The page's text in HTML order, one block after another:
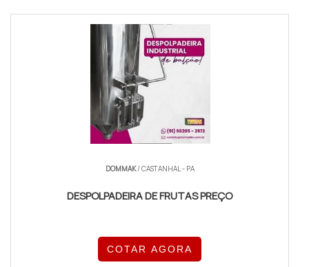
DOMMAK/ CASTANHAL - PA
DESPOLPADEIRA DE FRUTAS PREÇO
COTAR AGORA